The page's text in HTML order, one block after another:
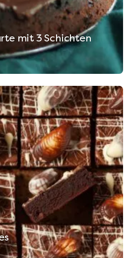
mit 3 Schichten